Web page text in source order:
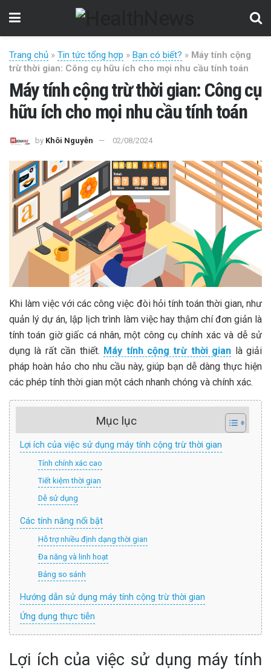
Trang chủ » Tin tức tổng hợp » Bạn có biết? » Máy tính cộng
trừ thời gian: Công cụ hữu ích cho mọi nhu cầu tính toán
Máy tính cộng trừ thời gian: Công cụ
hữu ích cho mọi nhu cầu tính toán
by Khôi Nguyễn 02/08/2024
Khi làm việc với các công việc đòi hỏi tính toán thời gian, như
quản lý dự án, lập lịch trình làm việc hay thậm chí đơn giản là
tính toán giờ giấc cá nhân, một công cụ chính xác và dễ sử
dụng là rất cần thiết. Máy tính cộng trừ thời gian là giải
pháp hoàn hảo cho nhu cầu này, giúp bạn dễ dàng thực hiện
các phép tính thời gian một cách nhanh chóng và chính xác.
Mục lục
Lợi ích của việc sử dụng máy tính cộng trừ thời gian
Tính chính xác cao
Tiết kiệm thời gian
Dễ sử dụng
Các tính năng nổi bật
Hỗ trợ nhiều định dạng thời gian
Đa năng và linh hoạt
Bảng so sánh
Hướng dẫn sử dụng máy tính cộng trừ thời gian
Ứng dụng thực tiễn
Lợi ích của việc sử dụng máy tính